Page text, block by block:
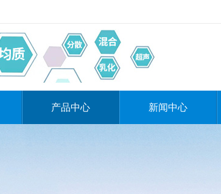
产品中心 新闻中心